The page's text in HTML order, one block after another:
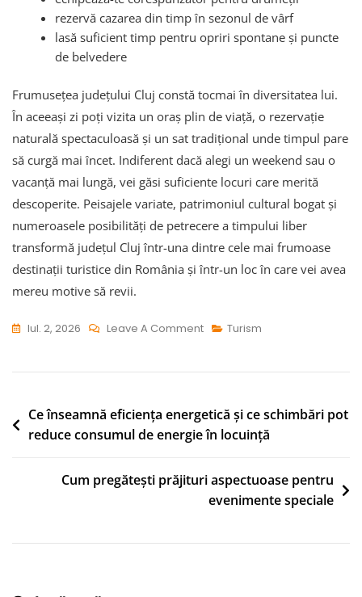
rezervă cazarea din timp în sezonul de vârf
lasă suficient timp pentru opriri spontane și puncte
de belvedere
Frumusețea județului Cluj constă tocmai în diversitatea lui.
În aceeași zi poți vizita un oraș plin de viață, o rezervație
naturală spectaculoasă și un sat tradițional unde timpul pare
să curgă mai încet. Indiferent dacă alegi un weekend sau o
vacanță mai lungă, vei găsi suficiente locuri care merită
descoperite. Peisajele variate, patrimoniul cultural bogat și
numeroasele posibilități de petrecere a timpului liber
transformă județul Cluj într-una dintre cele mai frumoase
destinații turistice din România și într-un loc în care vei avea
mereu motive să revii.
Iul. 2, 2026 Leave A CommentOn
Mai
Destinații
Turistice
Județul
Cluj
Turism
Navigare
Ce înseamnă eficiența energetică și ce schimbări pot
reduce consumul de energie în locuință
Cum pregătești prăjituri aspectuoase pentru
evenimente speciale